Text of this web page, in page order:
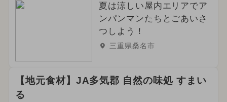
2026年6月のイベント
2024年8月のイベント
冬休み 2025年6月のイベント
夏休み（日帰り）
夏は涼しい屋内エリアでア
ンパンマンたちとごあいさ
つしよう！
三重県桑名市
【地元食材】JA多気郡 自然の味処 すまい
る